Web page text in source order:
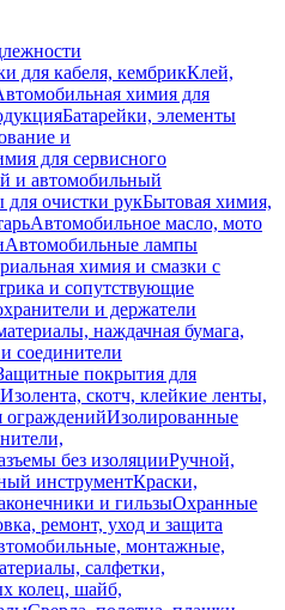
для кабеля, кембрикКлей,
химия для
Батарейки, элементы
и
для сервисного
и автомобильный
для очистки рукБытовая химия,
Автомобильное масло, мото
Автомобильные лампы
химия и смазки с
и сопутствующие
и держатели
наждачная бумага,
соединители
покрытия для
Изолента, скотч, клейкие ленты,
огражденийИзолированные
без изоляцииРучной,
инструментКраски,
и гильзыОхранные
ремонт, уход и защита
монтажные,
салфетки,
колец, шайб,